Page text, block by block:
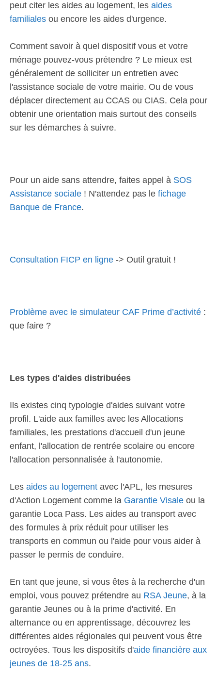
peut citer les aides au logement, les aides
familiales ou encore les aides d'urgence.
Comment savoir à quel dispositif vous et votre
ménage pouvez-vous prétendre ? Le mieux est
généralement de solliciter un entretien avec
l'assistance sociale de votre mairie. Ou de vous
déplacer directement au CCAS ou CIAS. Cela pour
obtenir une orientation mais surtout des conseils
sur les démarches à suivre.
Pour un aide sans attendre, faites appel à SOS
Assistance sociale ! N'attendez pas le fichage
Banque de France.
Consultation FICP en ligne -> Outil gratuit !
Problème avec le simulateur CAF Prime d’activité :
que faire ?
Les types d'aides distribuées
Ils existes cinq typologie d'aides suivant votre
profil. L'aide aux familles avec les Allocations
familiales, les prestations d'accueil d'un jeune
enfant, l'allocation de rentrée scolaire ou encore
l'allocation personnalisée à l'autonomie.
Les aides au logement avec l'APL, les mesures
d'Action Logement comme la Garantie Visale ou la
garantie Loca Pass. Les aides au transport avec
des formules à prix réduit pour utiliser les
transports en commun ou l'aide pour vous aider à
passer le permis de conduire.
En tant que jeune, si vous êtes à la recherche d'un
emploi, vous pouvez prétendre au RSA Jeune, à la
garantie Jeunes ou à la prime d'activité. En
alternance ou en apprentissage, découvrez les
différentes aides régionales qui peuvent vous être
octroyées. Tous les dispositifs d'aide financière aux
jeunes de 18-25 ans.